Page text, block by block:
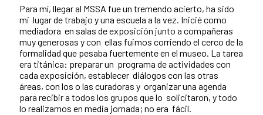
Para mí, llegar al MSSA fue un tremendo acierto, ha sido
mi lugar de trabajo y una escuela a la vez. Inicié como
mediadora en salas de exposición junto a compañeras
muy generosas y con ellas fuimos corriendo el cerco de la
formalidad que pesaba fuertemente en el museo. La tarea
era titánica: preparar un programa de actividades con
cada exposición, establecer diálogos con las otras
áreas, con los o las curadoras y organizar una agenda
para recibir a todos los grupos que lo solicitaron, y todo
lo realizamos en media jornada; no era fácil.